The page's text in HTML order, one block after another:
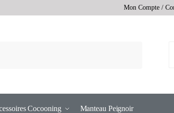
Mon Compte /
Cocooning Manteau Peignoir